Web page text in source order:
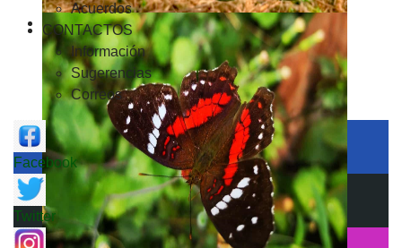
Acuerdos
CONTACTOS
Información
Sugerencias
Correos
Facebook
Twitter